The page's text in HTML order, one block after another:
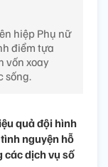
hiệp Phụ nữ
điểm tựa
vốn xoay
sống.
quả đội hình
nguyện hỗ
các dịch vụ số